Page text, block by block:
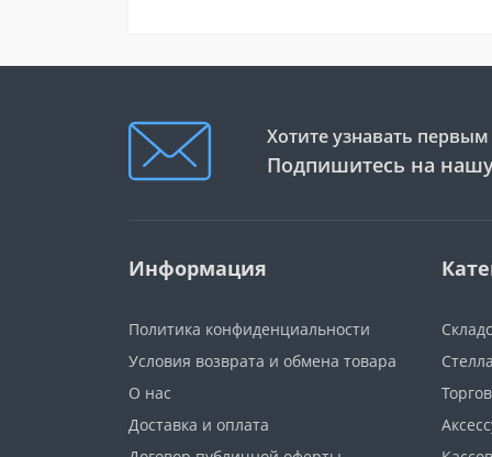
Хотите узнавать
Подпишитесь на
Информация
Политика конфиденциальности
Условия возврата и обмена товара
О нас
Доставка и оплата